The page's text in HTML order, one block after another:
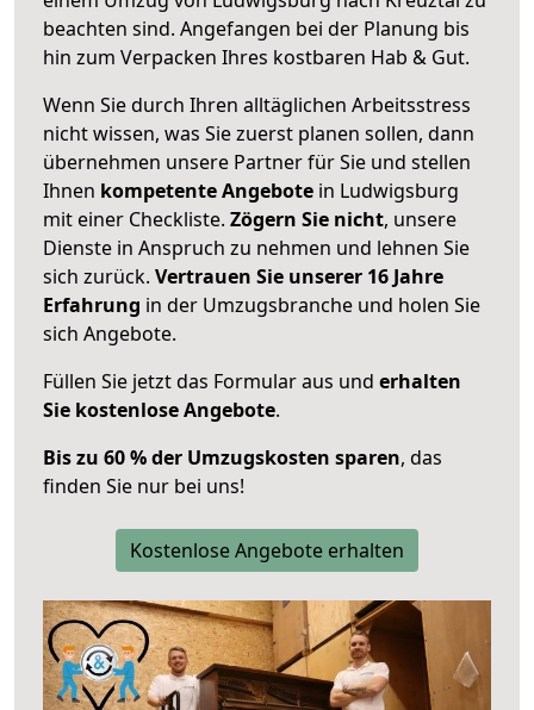
beachten sind. Angefangen bei der Planung bis
hin zum Verpacken Ihres kostbaren Hab & Gut.
Wenn Sie durch Ihren alltäglichen Arbeitsstress
nicht wissen, was Sie zuerst planen sollen, dann
übernehmen unsere Partner für Sie und stellen
Ihnen kompetente Angebote in Ludwigsburg
mit einer Checkliste. Zögern Sie nicht, unsere
Dienste in Anspruch zu nehmen und lehnen Sie
sich zurück. Vertrauen Sie unserer 16 Jahre
Erfahrung in der Umzugsbranche und holen Sie
sich Angebote.
Füllen Sie jetzt das Formular aus und erhalten
Sie kostenlose Angebote.
Bis zu 60 % der Umzugskosten sparen, das
finden Sie nur bei uns!
Kostenlose Angebote erhalten